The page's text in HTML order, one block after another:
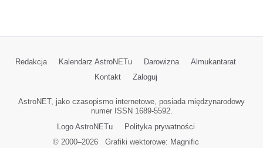
Redakcja Kalendarz AstroNETu Darowizna
Almukantarat
Kontakt
Zaloguj
AstroNET, jako czasopismo internetowe, posiada międzynarodowy
numer ISSN 1689-5592.
Logo AstroNETu
Polityka prywatności
© 2000–2026Grafiki wektorowe: Magnific